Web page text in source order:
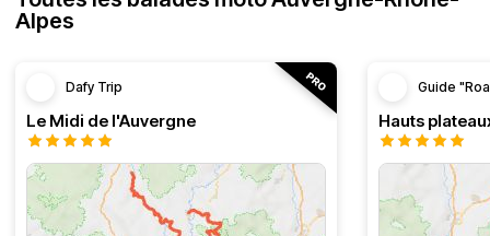
Alpes
Dafy Trip
Le Midi de l'Auvergne
Guide
Hauts